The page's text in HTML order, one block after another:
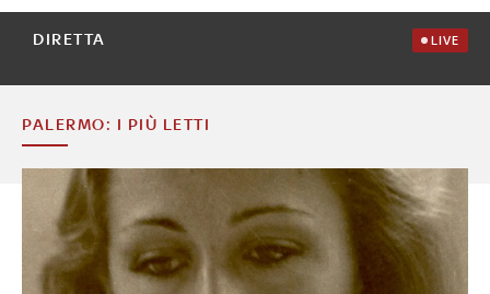
DIRETTA LIVE
PALERMO: I PIÙ LETTI